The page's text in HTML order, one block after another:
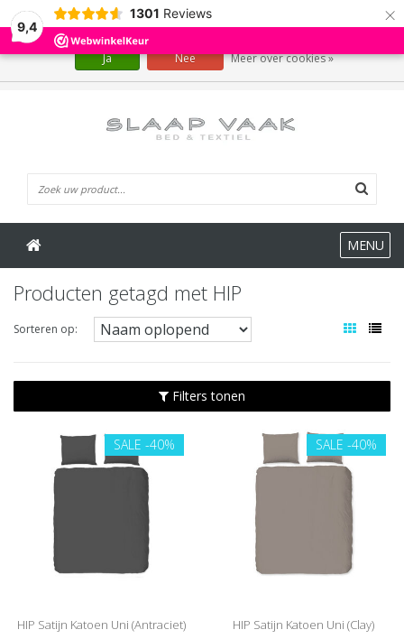
9,4
1301 Reviews ×
MENU
Producten getagd met HIP
Sorteren op:
Filters tonen
SALE -40%
HIP Satijn Katoen Uni (Antraciet)
SALE -40%
HIP Satijn Katoen Uni (Clay)
Wij slaan cookies op om onze website te verbeteren. Is dat akkoord?
Ja Nee Meer over cookies »